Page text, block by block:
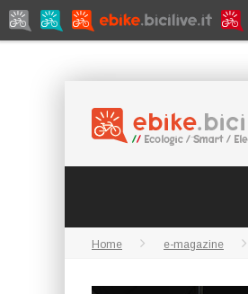
Home e-magazine